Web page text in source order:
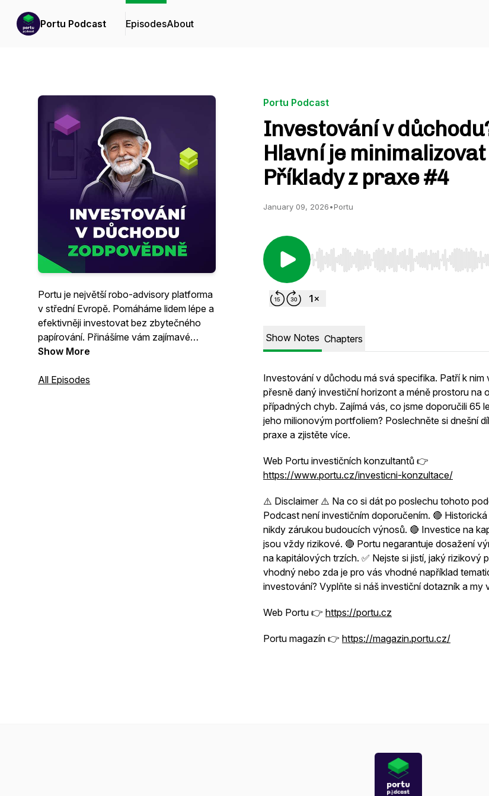
Portu Podcast EpisodesAbout
Portu je největší robo-advisory platforma
v střední Evropě. Pomáháme lidem lépe a
efektivněji investovat bez zbytečného
papírování. Přinášíme vám zajímavé
novinky ze světa investic a rozhovory.
Show More
All Episodes
Portu Podcast
Investování v
Hlavní je
Příklady z praxe #4
January 09, 2026•Portu
Use Left/Right to seek, Home/End to
Show Notes Chapters
Investování v důchodu má svá specifika. Patří k nim
přesně daný investiční horizont a méně prostoru na
případných chyb. Zajímá vás, co jsme doporučili 65
jeho milionovým portfoliem? Poslechněte si dnešní
praxe a zjistěte více.
Web Portu investičních konzultantů 👉
https://www.portu.cz/investicni-konzultace/
⚠️ Disclaimer ⚠️ Na co si dát po poslechu tohoto
Podcast není investičním doporučením. 🔴
nikdy zárukou budoucích výnosů. 🔴 Investice na
jsou vždy rizikové. 🔴 Portu negarantuje dosažení
na kapitálových trzích. ✅ Nejste si jistí, jaký rizikový
vhodný nebo zda je pro vás vhodné například
investování? Vyplňte si náš investiční dotazník a my
Web Portu 👉 https://portu.cz
Portu magazín 👉 https://magazin.portu.cz/